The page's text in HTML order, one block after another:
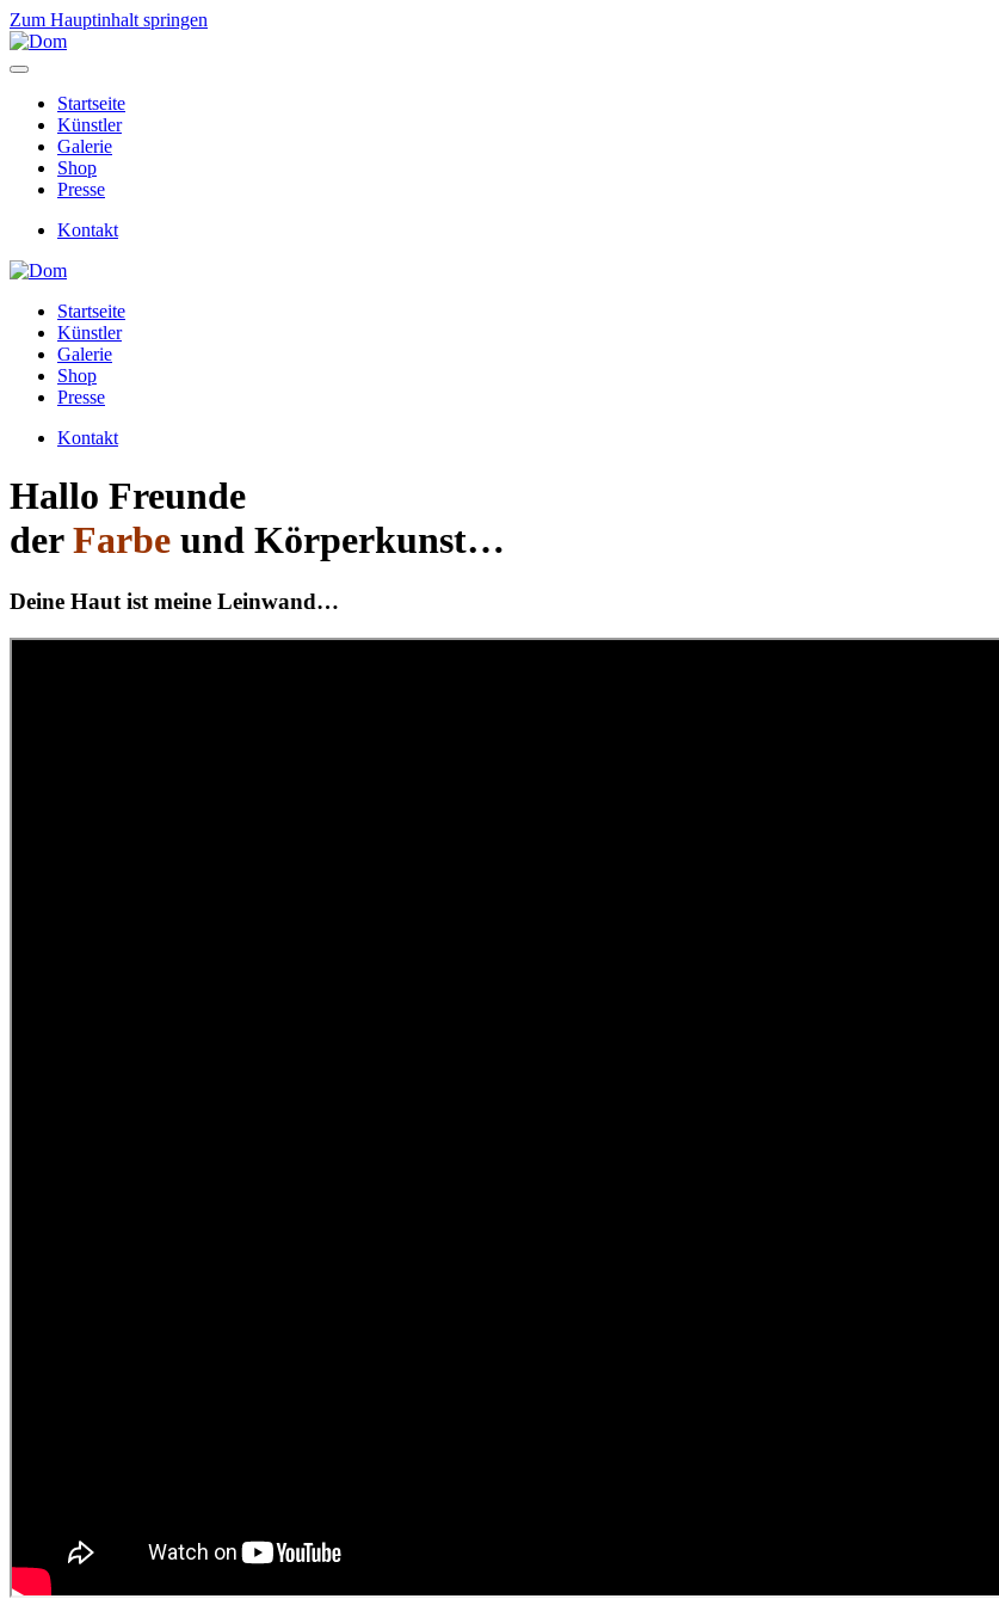
Zum Hauptinhalt springen
Startseite
Künstler
Galerie
Shop
Presse
Kontakt
Startseite
Künstler
Galerie
Shop
Presse
Kontakt
Hallo Freunde
derFarbe und Körperkunst…
Deine Haut ist meine Leinwand…